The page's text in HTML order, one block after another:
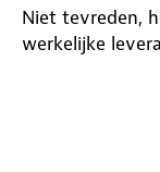
Volledige
Niet tevreden,
werkelijke